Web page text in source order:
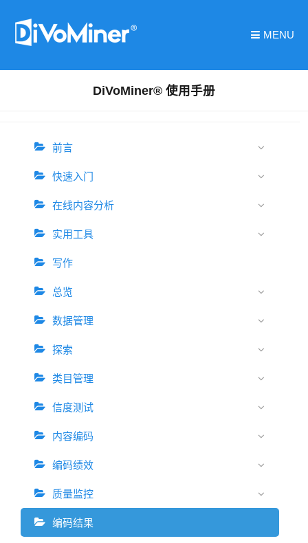
MENU
DiVoMiner® 使用手册
前言
快速入门
在线内容分析
实用工具
写作
总览
数据管理
探索
类目管理
信度测试
内容编码
编码绩效
质量监控
编码结果